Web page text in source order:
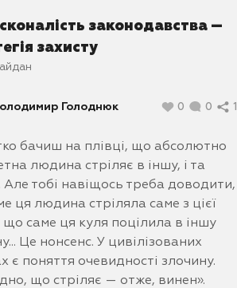
законодавства —
захисту
Голоднюк 0 0 1
бачиш на плівці, що абсолютно
людина стріляє в іншу, і та
Але тобі навіщось треба доводити,
ця людина стріляла саме з цієї
що саме ця куля поцілила в іншу
Це нонсенс. У цивілізованих
є поняття очевидності злочину.
що стріляє — отже, винен».